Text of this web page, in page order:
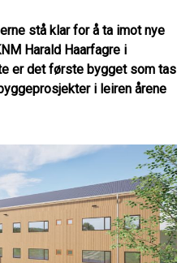
stå klar for å ta imot nye
Harald Haarfagre i
er det første bygget som tas
i leiren årene